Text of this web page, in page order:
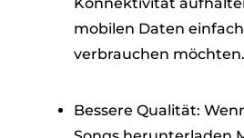
mobilen Daten
verbrauchen möchten.
Bessere Qualität: